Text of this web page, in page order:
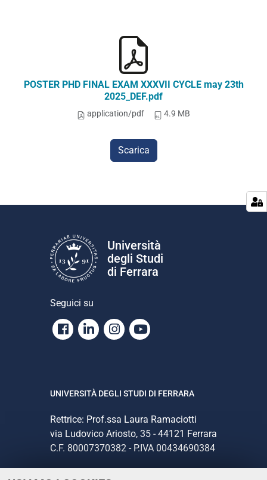
POSTER PHD FINAL EXAM XXXVII CYCLE may 23th
2025_DEF.pdf
application/pdf 4.9 MB
Scarica
Università
degli Studi
di Ferrara
Seguici su
Facebook
LinkedinInstagram
Youtube
UNIVERSITÀ DEGLI STUDI DI FERRARA
Rettrice: Prof.ssa Laura Ramaciotti
via Ludovico Ariosto, 35 - 44121 Ferrara
C.F. 80007370382 - P.IVA 00434690384